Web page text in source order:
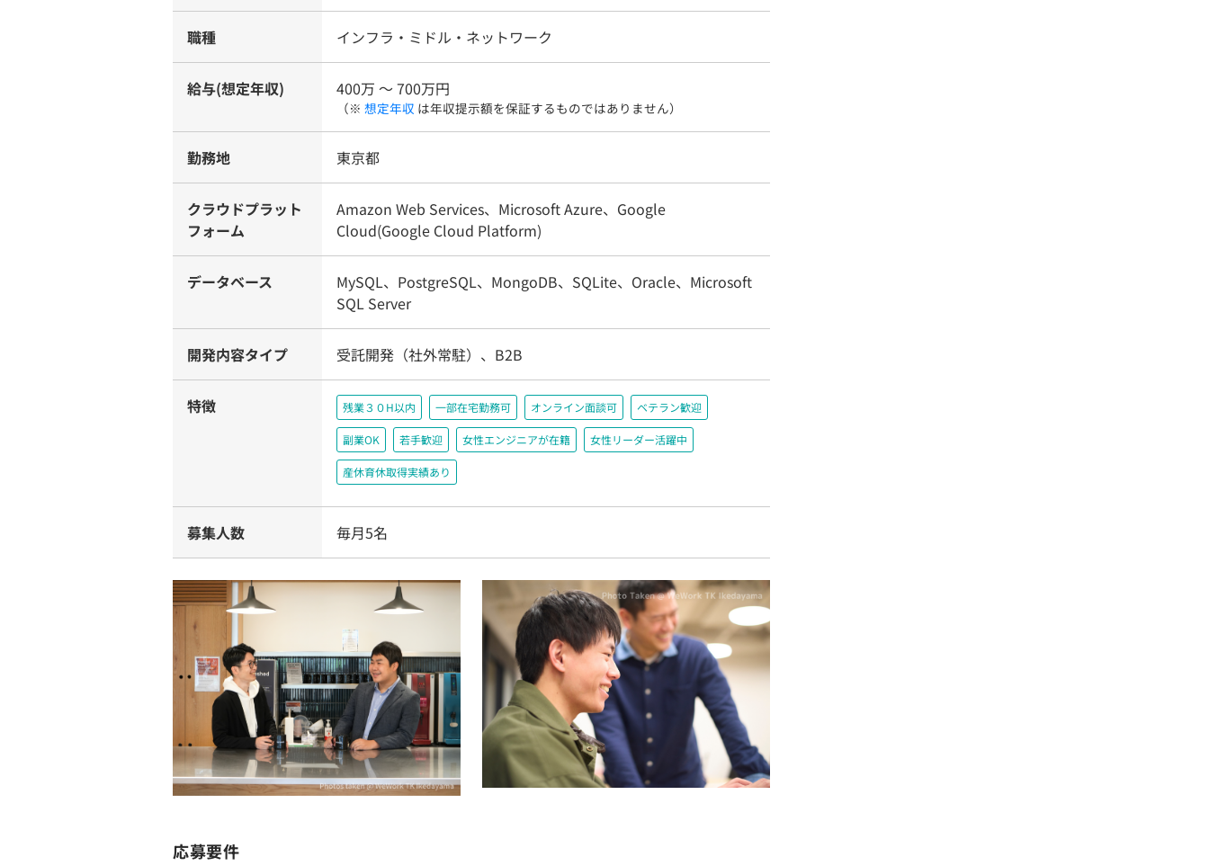
職種 インフラ・ミドル・ネットワーク
給与(想定年収) 400万 〜 700万円
（※ 想定年収 は年収提示額を保証するものではありません）
勤務地 東京都
クラウドプラット
フォーム
Amazon Web Services、Microsoft Azure、Google
Cloud(Google Cloud Platform)
データベース
MySQL、PostgreSQL、MongoDB、SQLite、Oracle、Microsoft
SQL Server
開発内容タイプ 受託開発（社外常駐）、B2B
特徴 残業３０H以内 一部在宅勤務可 オンライン面談可 ベテラン歓迎
副業OK 若手歓迎 女性エンジニアが在籍 女性リーダー活躍中
産休育休取得実績あり
募集人数 毎月5名
応募要件